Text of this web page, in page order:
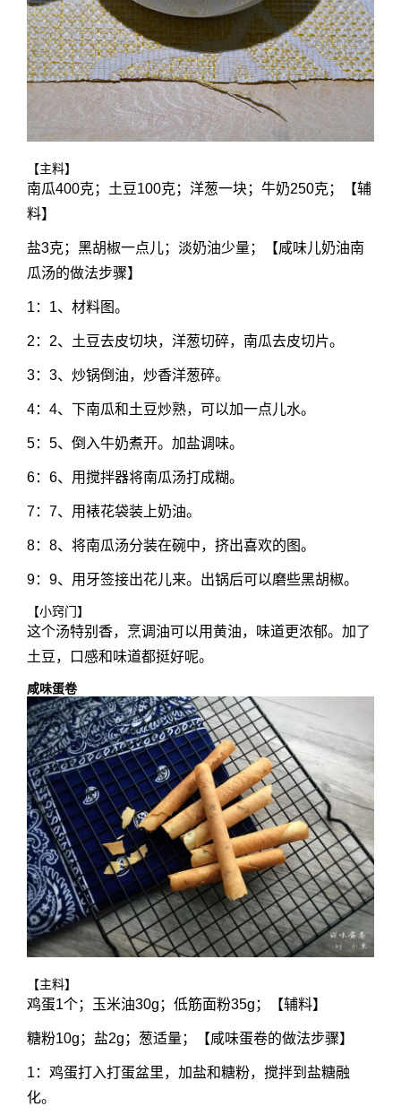
【主料】
南瓜400克；土豆100克；洋葱一块；牛奶250克；【辅
料】
盐3克；黑胡椒一点儿；淡奶油少量；【咸味儿奶油南
瓜汤的做法步骤】
1：1、材料图。
2：2、土豆去皮切块，洋葱切碎，南瓜去皮切片。
3：3、炒锅倒油，炒香洋葱碎。
4：4、下南瓜和土豆炒熟，可以加一点儿水。
5：5、倒入牛奶煮开。加盐调味。
6：6、用搅拌器将南瓜汤打成糊。
7：7、用裱花袋装上奶油。
8：8、将南瓜汤分装在碗中，挤出喜欢的图。
9：9、用牙签接出花儿来。出锅后可以磨些黑胡椒。
【小窍门】
这个汤特别香，烹调油可以用黄油，味道更浓郁。加了
土豆，口感和味道都挺好呢。
咸味蛋卷
【主料】
鸡蛋1个；玉米油30g；低筋面粉35g；【辅料】
糖粉10g；盐2g；葱适量；【咸味蛋卷的做法步骤】
1：鸡蛋打入打蛋盆里，加盐和糖粉，搅拌到盐糖融
化。